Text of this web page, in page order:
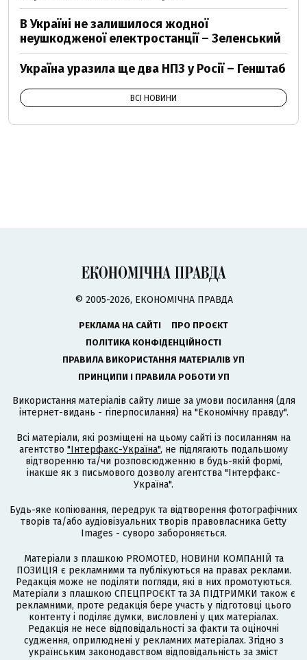
В Україні не залишилося жодної
неушкодженої електростанції – Зеленський
Україна уразила ще два НПЗ у Росії – Генштаб
ВСІ НОВИНИ
© 2005-2026, ЕКОНОМІЧНА ПРАВДА
РЕКЛАМА НА САЙТІ
ПРО ПРОЄКТ
ПОЛІТИКА КОНФІДЕНЦІЙНОСТІ
ПРАВИЛА ВИКОРИСТАННЯ МАТЕРІАЛІВ УП
ПРИНЦИПИ І ПРАВИЛА РОБОТИ УП
Використання матеріалів сайту лише за умови посилання (для
інтернет-видань - гіперпосилання) на "Економічну правду".
Всі матеріали, які розміщені на цьому сайті із посиланням на
агентство "Інтерфакс-Україна", не підлягають подальшому
відтворенню та/чи розповсюдженню в будь-якій формі,
інакше як з письмового дозволу агентства "Інтерфакс-
Україна".
Будь-яке копіювання, передрук та відтворення фотографічних
творів та/або аудіовізуальних творів правовласника Getty
Images - суворо забороняється.
Матеріали з плашкою PROMOTED, НОВИНИ КОМПАНІЙ та
ПОЗИЦІЯ є рекламними та публікуються на правах реклами.
Редакція може не поділяти погляди, які в них промотуються.
Матеріали з плашкою СПЕЦПРОЄКТ та ЗА ПІДТРИМКИ також є
рекламними, проте редакція бере участь у підготовці цього
контенту і поділяє думки, висловлені у цих матеріалах.
Редакція не несе відповідальності за факти та оціночні
судження, оприлюднені у рекламних матеріалах. Згідно з
українським законодавством відповідальність за зміст